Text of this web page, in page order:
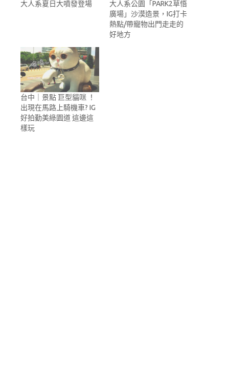
大人系夏日大噴發登場
大人系公園「PARK2草悟
廣場」沙漠造景，IG打卡
熱點/帶寵物出門走走的
好地方
台中｜景點 巨型貓咪 ！
出現在馬路上騎機車? IG
好拍勤美綠園道 這邊這
樣玩